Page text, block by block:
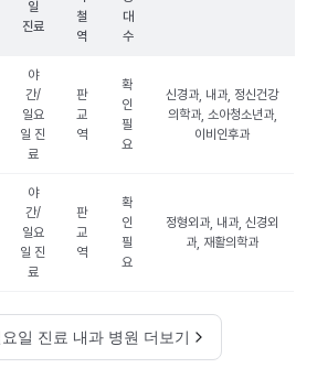
일
진료
철
역
대
수
야
간/
일요
일 진
료
판
교
역
확
인
필
요
신경과, 내과, 정신건강
의학과, 소아청소년과,
이비인후과
야
간/
일요
일 진
료
판
교
역
확
인
필
요
정형외과, 내과, 신경외
과, 재활의학과
일 진료 내과 병원 더보기